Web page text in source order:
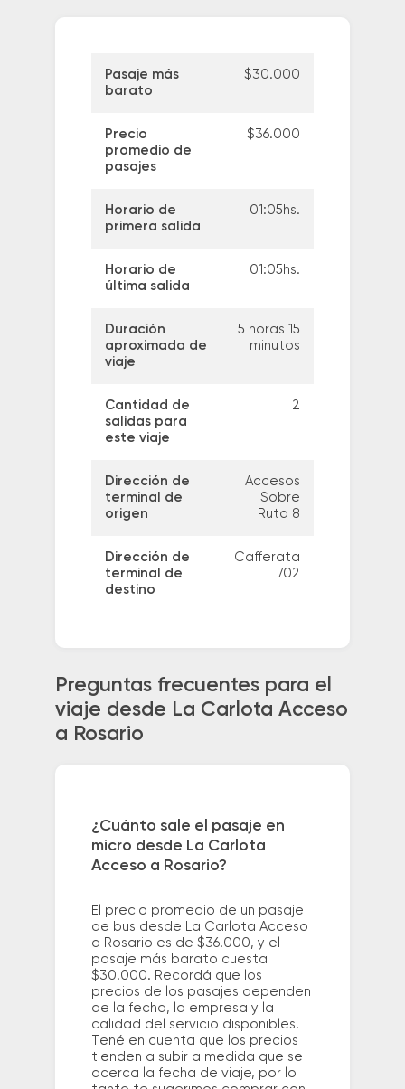
Pasaje más
barato
$30.000
Precio
promedio de
pasajes
$36.000
Horario de
primera salida
01:05hs.
Horario de
última salida
01:05hs.
Duración
aproximada de
viaje
5 horas 15
minutos
Cantidad de
salidas para
este viaje
2
Dirección de
terminal de
origen
Accesos
Sobre
Ruta 8
Dirección de
terminal de
destino
Cafferata
702
Preguntas frecuentes para el
viaje desde La Carlota Acceso
a Rosario
¿Cuánto sale el pasaje en
micro desde La Carlota
Acceso a Rosario?
El precio promedio de un pasaje
de bus desde La Carlota Acceso
a Rosario es de $36.000, y el
pasaje más barato cuesta
$30.000. Recordá que los
precios de los pasajes dependen
de la fecha, la empresa y la
calidad del servicio disponibles.
Tené en cuenta que los precios
tienden a subir a medida que se
acerca la fecha de viaje, por lo